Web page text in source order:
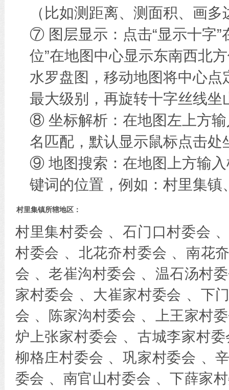
（比如测距离、测面积、画多
⑦ 图层显示：点击“显示十字”
位”在地图中心显示东南西北
水罗盘图，移动地图将中心
最大级别，再旋转十字丝线坐
⑧ 坐标解析：在地图左上方
名匹配，默认显示鼠标点击处
⑨ 地图搜索：在地图上方输
键词的位置，例如：村里集
村里集镇所辖地区：
村里集村委会 、石门口村委会
村委会 、北花夼村委会 、南花
会 、老崔沟村委会 、温石汤村
家村委会 、大崔家村委会 、下
会 、陈家沟村委会 、上王家村
炉上张家村委会 、古城李家村
柳格庄村委会 、巩家村委会 、
委会 、南官山村委会 、下薛家